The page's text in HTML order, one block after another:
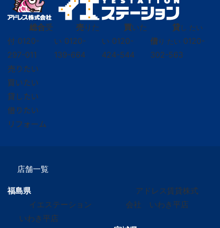
総合受
付 0120-
297-011
売りた
い 0120-
139-664
買いた
い 0120-
424-544
貸し たい
借り たい 0120-
302-563
売りたい
買いたい
貸したい
借りたい
リフォーム
店舗一覧
福島県
イエステーション
いわき平店
アドレス賃貸株式
会社 いわき平店